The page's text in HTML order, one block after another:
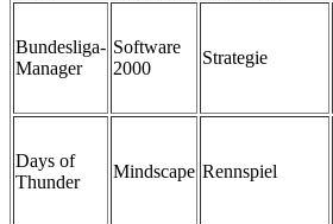
Bundesliga-
Manager
Software
2000
Strategie
Days of
Thunder
Mindscape Rennspiel